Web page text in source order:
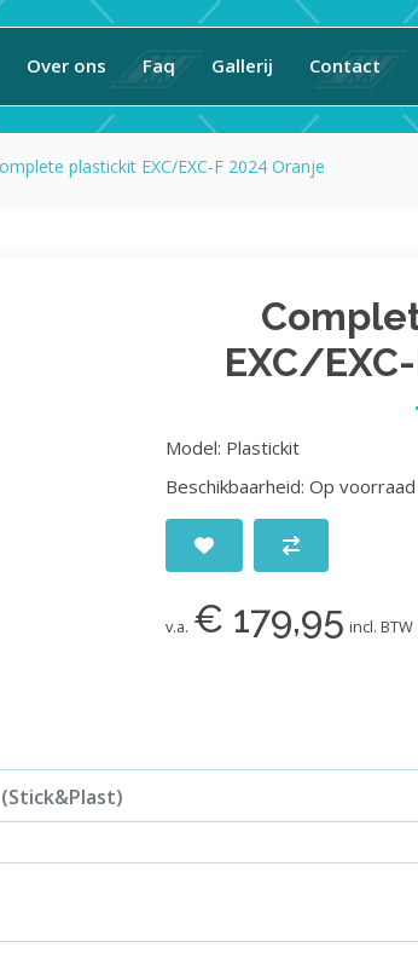
Over ons Faq Gallerij Contact
plastickit EXC/EXC-F 2024 Oranje
EXC/
Model: Plastickit
Beschikbaarheid: Op voorraad
v.a. € 179,95 incl. BTW